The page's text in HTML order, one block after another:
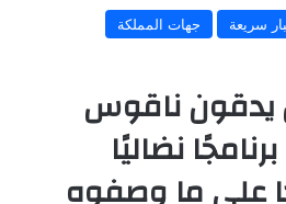
سريعة
جهات المملكة
يدقون ناقوس
نضاليًا
على ما وصفوه